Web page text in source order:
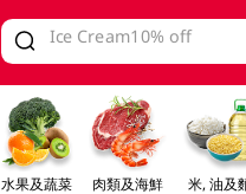
Valid Until 30 June 2026
水果及蔬菜 肉類及海鮮 米, 油及